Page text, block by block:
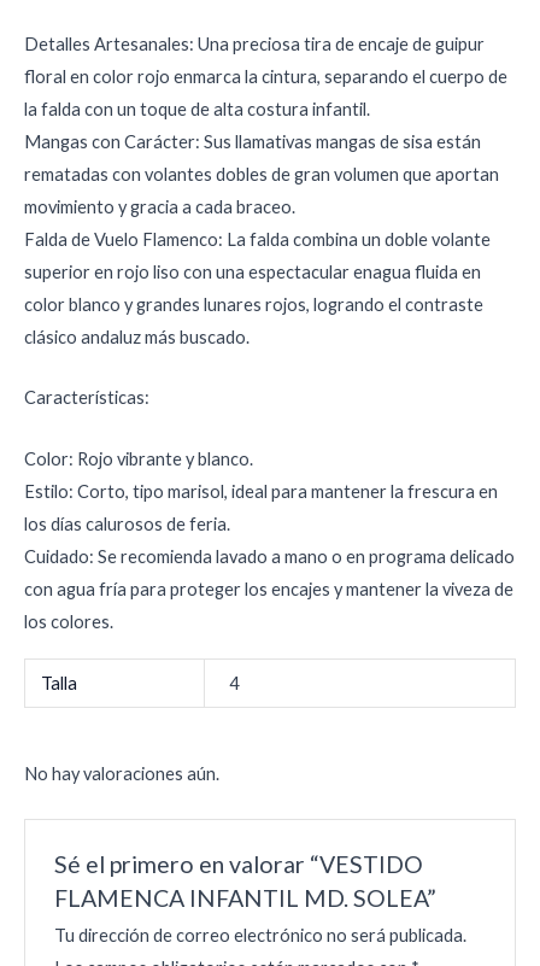
Detalles Artesanales: Una preciosa tira de encaje de guipur
floral en color rojo enmarca la cintura, separando el cuerpo de
la falda con un toque de alta costura infantil.
Mangas con Carácter: Sus llamativas mangas de sisa están
rematadas con volantes dobles de gran volumen que aportan
movimiento y gracia a cada braceo.
Falda de Vuelo Flamenco: La falda combina un doble volante
superior en rojo liso con una espectacular enagua fluida en
color blanco y grandes lunares rojos, logrando el contraste
clásico andaluz más buscado.
Características:
Color: Rojo vibrante y blanco.
Estilo: Corto, tipo marisol, ideal para mantener la frescura en
los días calurosos de feria.
Cuidado: Se recomienda lavado a mano o en programa delicado
con agua fría para proteger los encajes y mantener la viveza de
los colores.
Talla 4
No hay valoraciones aún.
Sé el primero en valorar “VESTIDO
FLAMENCA INFANTIL MD. SOLEA”
Tu dirección de correo electrónico no será publicada.